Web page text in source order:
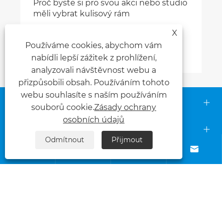
Proč byste si pro svou akci nebo studio
měli vybrat kulisový rám
 
Kontaktujte nás
X
Používáme cookies, abychom vám
nabídli lepší zážitek z prohlížení,
analyzovali návštěvnost webu a
přizpůsobili obsah. Používáním tohoto
webu souhlasíte s naším používáním
souborů cookie.Zásady ochrany
osobních údajů
Odmítnout Přijmout